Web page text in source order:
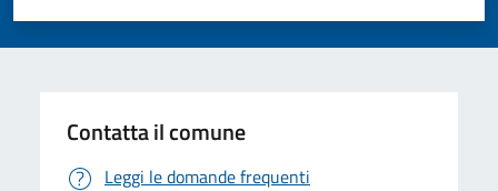
Valuta 5 stelle su 5
Valuta 4 stelle su 5
Valuta 3 stelle su 5
Valuta 2 stelle su 5
Valuta 1 stelle su 5
Contatta il comune
Leggi le domande frequenti